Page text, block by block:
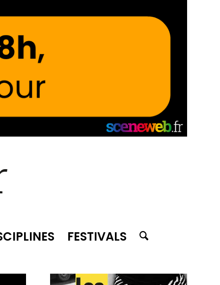
FESTIVALS